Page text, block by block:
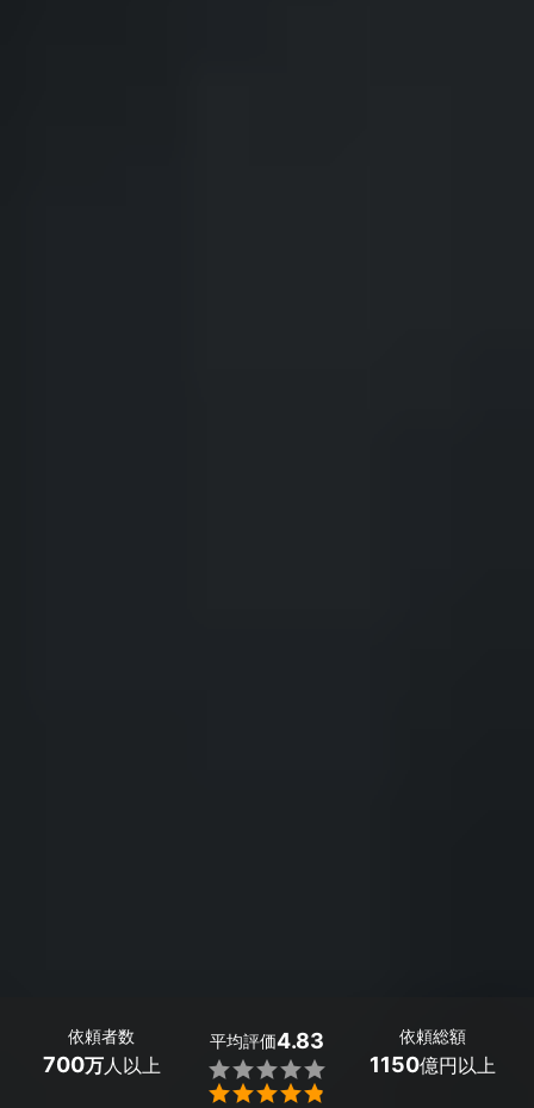
依頼者数
700万人以上
平均評価4.83


依頼総額
1150億円以上